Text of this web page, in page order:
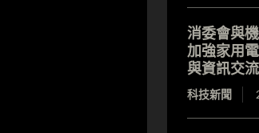
消委會與
加強家用
與資訊交流
科技新聞